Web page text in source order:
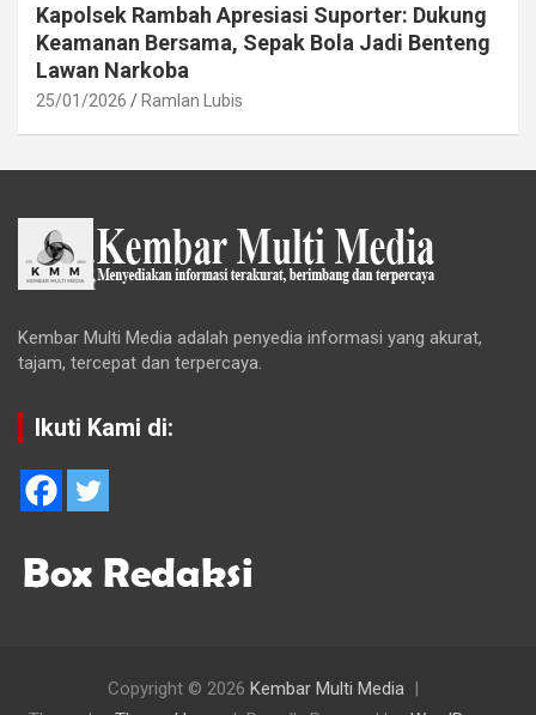
Kapolsek Rambah Apresiasi Suporter: Dukung
Keamanan Bersama, Sepak Bola Jadi Benteng
Lawan Narkoba
25/01/2026 Ramlan Lubis
Kembar Multi Media adalah penyedia informasi yang akurat,
tajam, tercepat dan terpercaya.
Ikuti Kami di:
Copyright © 2026 Kembar Multi Media